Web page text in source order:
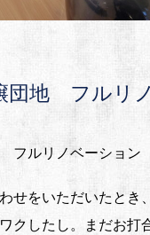
団地 フルリ
フルリノベーション
せをいただいたとき
クしたし。まだお打